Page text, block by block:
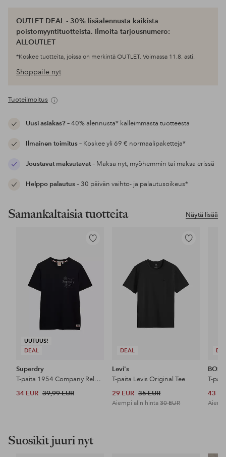
OUTLET DEAL - 30% lisäalennusta kaikista
poistomyyntituotteista. Ilmoita tarjousnumero:
ALLOUTLET
*Koskee tuotteita, joissa on merkintä OUTLET. Voimassa 11.8. asti.
Shoppaile nyt
Tuoteilmoitus
Uusi asiakas?– 40% alennusta* kalleimmasta tuotteesta
Ilmainen toimitus– Koskee yli 69 € normaalipaketteja*
Joustavat maksutavat– Maksa nyt, myöhemmin tai maksa erissä
Helppo palautus– 30 päivän vaihto- ja palautusoikeus*
Näytä lisää
Samankaltaisia tuotteita
UUTUUS!
DEAL
Lisää
Superdry
T-paita 1954 Company Relaxed Tee
34 EUR 39,99 EUR
DEAL
Lisää
Levi's
T-paita Levis Original Tee
29 EUR 35 EUR
Aiempi alin hinta30 EUR
BOSS
T-
43
Suosikit juuri nyt